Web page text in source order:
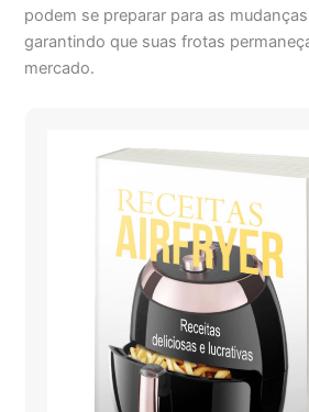
podem se preparar para as
garantindo que suas frotas
mercado.